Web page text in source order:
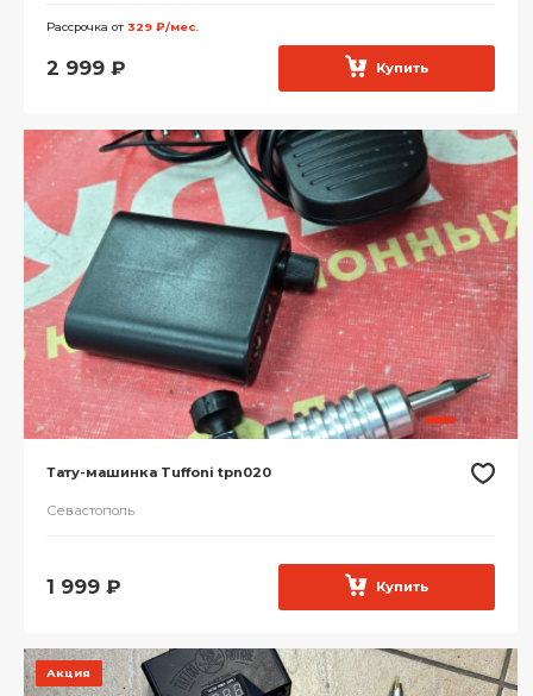
Рассрочка от 329 ₽/мес.
2 999 ₽ Купить
Тату-машинка Tuffoni tpn020
Севастополь
1 999 ₽ Купить
Акция